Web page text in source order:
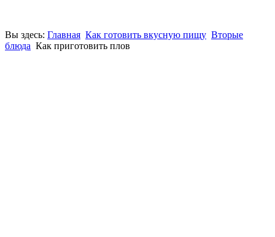
Вы здесь: Главная Как готовить вкусную пищу Вторые
блюда Как приготовить плов